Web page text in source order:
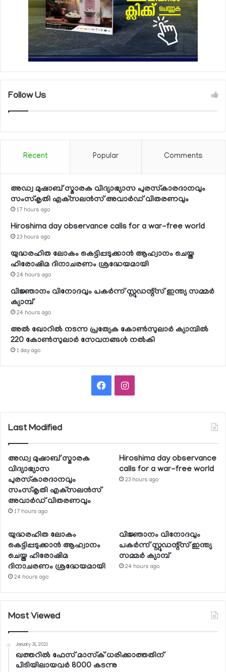
Follow Us
Recent Popular Comments
അഡ്വ മുഷാബ് സ്മാരക വിദ്യാഭ്യാസ പുരസ്‌കാരദാനവും
സംസ്‌കൃതി എക്‌സലന്‍സ് അവാര്‍ഡ് വിതരണവും
17 hours ago
Hiroshima day observance calls for a war-free world
23 hours ago
യുദ്ധരഹിത ലോകം കെട്ടിപ്പടുക്കാന്‍ ആഹ്വാനം ചെയ്ത
ഹിരോഷിമ ദിനാചരണം ശ്രദ്ധേയമായി
24 hours ago
വിജ്ഞാനം വിനോദവും പകര്‍ന്ന് സ്റ്റുഡന്റ്‌സ് ഇന്ത്യ സമ്മര്‍
ക്യാമ്പ്
24 hours ago
അല്‍ ഖോറില്‍ നടന്ന പ്രത്യേക കോണ്‍സുലാര്‍ ക്യാമ്പില്‍
220 കോണ്‍സുലാര്‍ സേവനങ്ങള്‍ നല്‍കി
1 day ago
FacebookInstagram
Last Modified
അഡ്വ മുഷാബ് സ്മാരക
വിദ്യാഭ്യാസ
പുരസ്‌കാരദാനവും
സംസ്‌കൃതി എക്‌സലന്‍സ്
അവാര്‍ഡ് വിതരണവും
17 hours ago
Hiroshima day observance
calls for a war-free world
23 hours ago
യുദ്ധരഹിത ലോകം
കെട്ടിപ്പടുക്കാന്‍ ആഹ്വാനം
ചെയ്ത ഹിരോഷിമ
ദിനാചരണം ശ്രദ്ധേയമായി
24 hours ago
വിജ്ഞാനം വിനോദവും
പകര്‍ന്ന് സ്റ്റുഡന്റ്‌സ് ഇന്ത്യ
സമ്മര്‍ ക്യാമ്പ്
24 hours ago
Most Viewed
January 31, 2021
ഖത്തറില്‍ ഫേസ് മാസ്‌ക് ധരിക്കാത്തതിന്
പിടിയിലായവര്‍ 8000 കടന്നു